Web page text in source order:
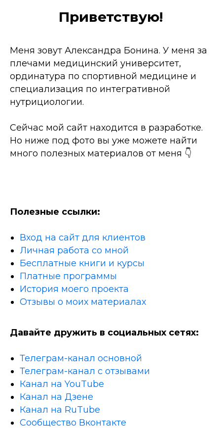
Приветствую!
Меня зовут Александра Бонина. У меня за
плечами медицинский университет,
ординатура по спортивной медицине и
специализация по интегративной
нутрициологии.
Сейчас мой сайт находится в разработке.
Но ниже под фото вы уже можете найти
много полезных материалов от меня 👇
Полезные ссылки:
Вход на сайт для клиентов
Личная работа со мной
Бесплатные книги и курсы
Платные программы
История моего проекта
Отзывы о моих материалах
Давайте дружить в социальных сетях:
Телеграм-канал основной
Телеграм-канал с отзывами
Канал на YouTube
Канал на Дзене
Канал на RuTube
Сообщество Вконтакте